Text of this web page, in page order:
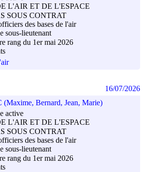
L'AIR ET DE L'ESPACE
SOUS CONTRAT
des bases de l'air
sous-lieutenant
rang du 1er mai 2026
Bernard, Jean, Marie)
active
L'AIR ET DE L'ESPACE
SOUS CONTRAT
des bases de l'air
sous-lieutenant
rang du 1er mai 2026
16/07/2026